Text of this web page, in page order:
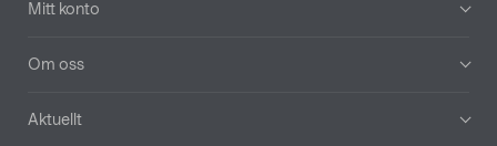
Mitt konto
Om oss
Aktuellt